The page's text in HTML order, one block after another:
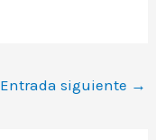
Entrada siguiente →